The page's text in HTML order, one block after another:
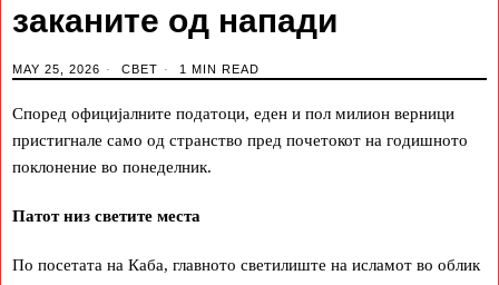
заканите од напади
MAY 25, 2026 СВЕТ 1 MIN READ
Според официјалните податоци, еден и пол милион верници
пристигнале само од странство пред почетокот на годишното
поклонение во понеделник.
Патот низ светите места
По посетата на Каба, главното светилиште на исламот во облик